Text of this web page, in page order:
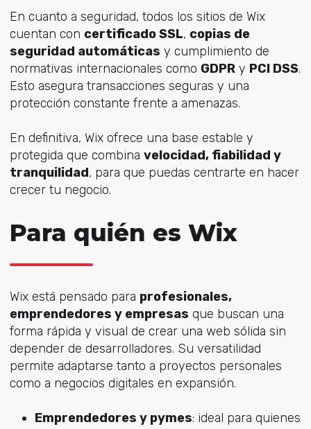
En cuanto a seguridad, todos los sitios de Wix
cuentan con certificado SSL, copias de
seguridad automáticas y cumplimiento de
normativas internacionales como GDPRy PCI DSS.
Esto asegura transacciones seguras y una
protección constante frente a amenazas.
En definitiva, Wix ofrece una base estable y
protegida que combina velocidad, fiabilidad y
tranquilidad, para que puedas centrarte en hacer
crecer tu negocio.
Para quién es Wix
Wix está pensado para profesionales,
emprendedores y empresas que buscan una
forma rápida y visual de crear una web sólida sin
depender de desarrolladores. Su versatilidad
permite adaptarse tanto a proyectos personales
como a negocios digitales en expansión.
Emprendedores y pymes: ideal para quienes